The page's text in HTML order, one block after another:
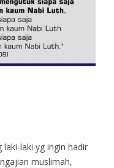
laki yg ingin hadir
muslimah,